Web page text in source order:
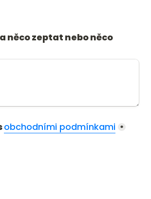
něco zeptat nebo něco
obchodními podmínkami *